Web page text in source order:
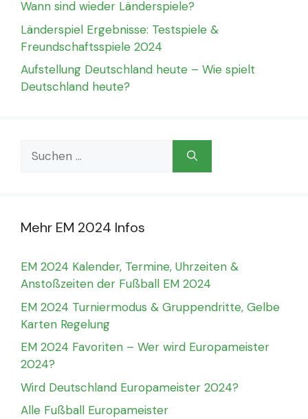
Wann sind wieder Länderspiele?
Länderspiel Ergebnisse: Testspiele &
Freundschaftsspiele 2024
Aufstellung Deutschland heute – Wie spielt
Deutschland heute?
Suchen
nach:
Mehr EM 2024 Infos
EM 2024 Kalender, Termine, Uhrzeiten &
Anstoßzeiten der Fußball EM 2024
EM 2024 Turniermodus & Gruppendritte, Gelbe
Karten Regelung
EM 2024 Favoriten – Wer wird Europameister
2024?
Wird Deutschland Europameister 2024?
Alle Fußball Europameister